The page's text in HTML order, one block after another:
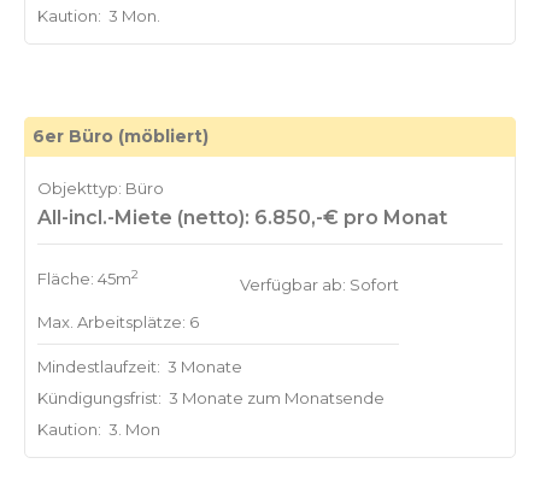
Kaution: 3 Mon.
6er Büro (möbliert)
Objekttyp: Büro
All-incl.-Miete (netto): 6.850,-€ pro Monat
Fläche: 45m2
Max. Arbeitsplätze: 6
Verfügbar ab: Sofort
Mindestlaufzeit: 3 Monate
Kündigungsfrist: 3 Monate zum Monatsende
Kaution: 3. Mon